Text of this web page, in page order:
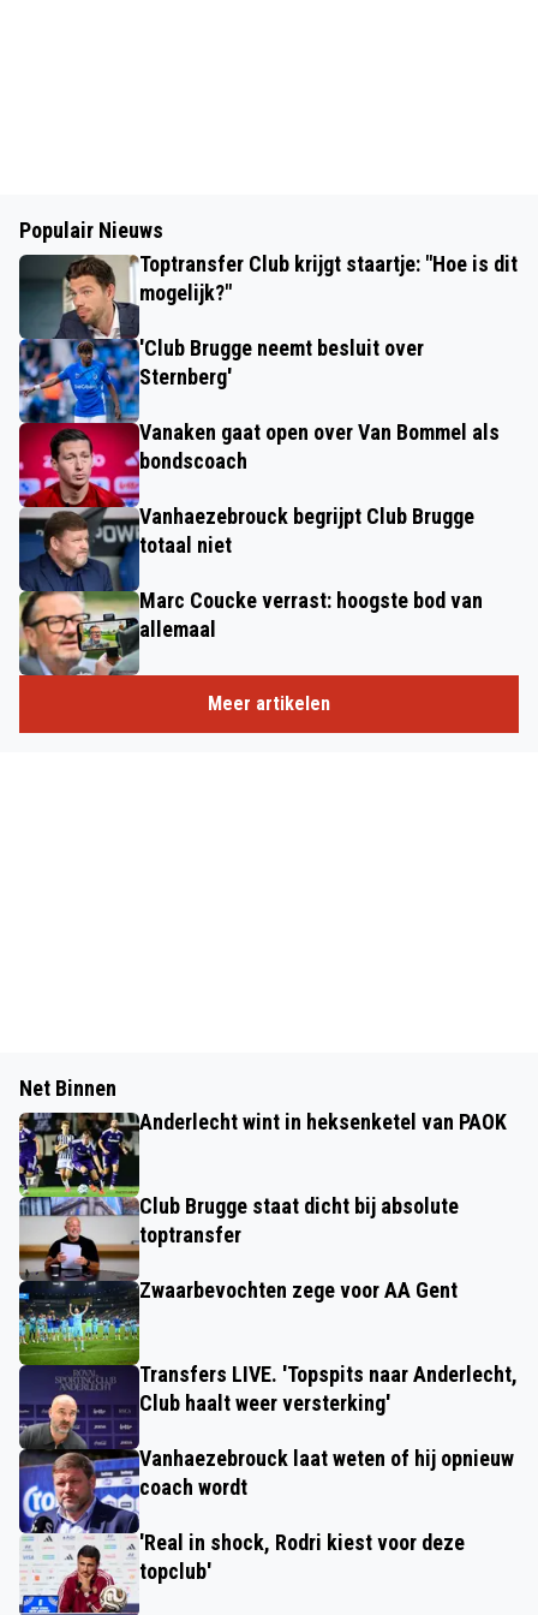
Populair Nieuws
Toptransfer Club krijgt staartje: "Hoe is dit
mogelijk?"
'Club Brugge neemt besluit over
Sternberg'
Vanaken gaat open over Van Bommel als
bondscoach
Vanhaezebrouck begrijpt Club Brugge
totaal niet
Marc Coucke verrast: hoogste bod van
allemaal
Meer artikelen
Net Binnen
Anderlecht wint in heksenketel van PAOK
Club Brugge staat dicht bij absolute
toptransfer
Zwaarbevochten zege voor AA Gent
Transfers LIVE. 'Topspits naar Anderlecht,
Club haalt weer versterking'
Vanhaezebrouck laat weten of hij opnieuw
coach wordt
'Real in shock, Rodri kiest voor deze
topclub'